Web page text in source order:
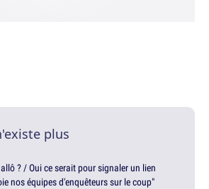
plus
? / Oui ce serait pour signaler un lien
nos équipes d'enquêteurs sur le coup"